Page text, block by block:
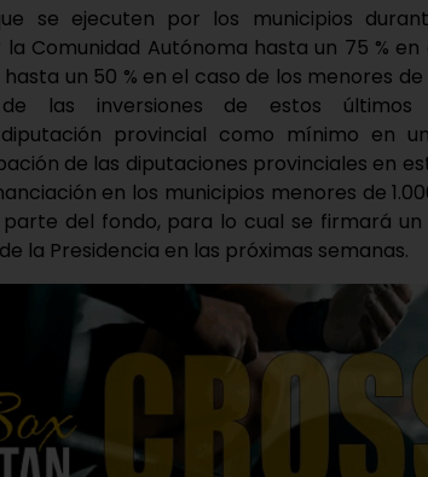
se ejecuten por los municipios
Comunidad Autónoma hasta un 75 %
un 50 % en el caso de los menores
las inversiones de estos
provincial como mínimo en
de las diputaciones provinciales en
en los municipios menores de
del fondo, para lo cual se firmará
la Presidencia en las próximas semanas.